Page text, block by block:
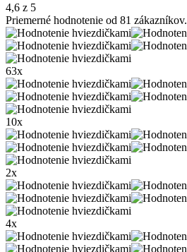
4,6 z 5
Priemerné hodnotenie od 81 zákazníkov.
63x
10x
2x
4x